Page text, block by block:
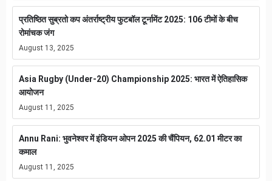
प्रतिष्ठित सुब्रतो कप अंतर्राष्ट्रीय फुटबॉल टूर्नामेंट 2025: 106 टीमों के बीच
रोमांचक जंग
August 13, 2025
Asia Rugby (Under-20) Championship 2025: भारत में ऐतिहासिक
आयोजन
August 11, 2025
Annu Rani: भुवनेश्वर में इंडियन ओपन 2025 की चैंपियन, 62.01 मीटर का
कमाल
August 11, 2025